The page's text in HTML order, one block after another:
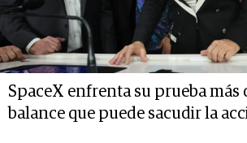
SpaceX enfrenta su prueba más
balance que puede sacudir la